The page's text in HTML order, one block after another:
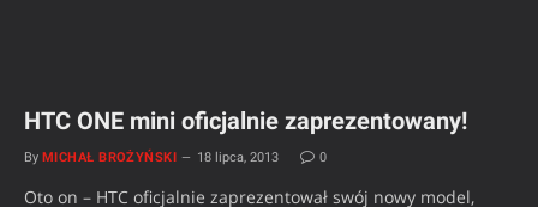
HTC ONE mini oficjalnie zaprezentowany!
By MICHAŁ BROŻYŃSKI 18 lipca, 2013 0
Oto on – HTC oficjalnie zaprezentował swój nowy model,